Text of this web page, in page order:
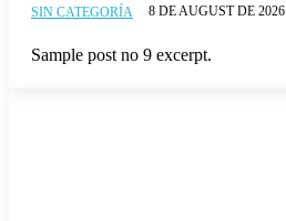
SIN CATEGORÍA 8 DE AUGUST DE 2026
Sample post no 9 excerpt.